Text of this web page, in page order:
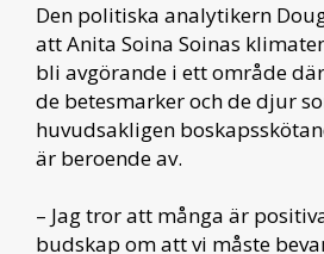
Den politiska analytikern
att Anita Soina Soinas
bli avgörande i ett område
de betesmarker och de djur
huvudsakligen
är beroende av.
– Jag tror att många är
budskap om att vi måste